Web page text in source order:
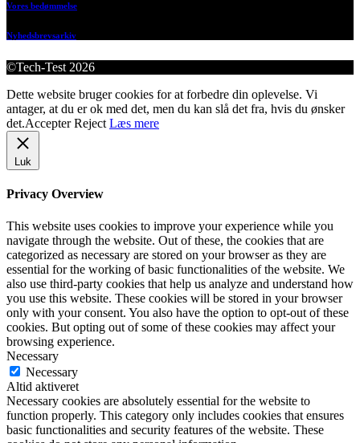
Vores bedømmelse
Nyhedsbrevsarkiv
©Tech-Test 2026
Dette website bruger cookies for at forbedre din oplevelse. Vi
antager, at du er ok med det, men du kan slå det fra, hvis du ønsker
det.Accepter Reject Læs mere
Luk
Privacy Overview
This website uses cookies to improve your experience while you
navigate through the website. Out of these, the cookies that are
categorized as necessary are stored on your browser as they are
essential for the working of basic functionalities of the website. We
also use third-party cookies that help us analyze and understand how
you use this website. These cookies will be stored in your browser
only with your consent. You also have the option to opt-out of these
cookies. But opting out of some of these cookies may affect your
browsing experience.
Necessary
Necessary
Altid aktiveret
Necessary cookies are absolutely essential for the website to
function properly. This category only includes cookies that ensures
basic functionalities and security features of the website. These